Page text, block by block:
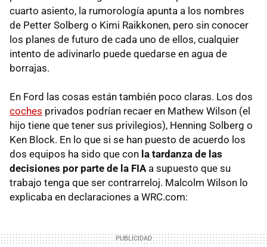
cuarto asiento, la rumorología apunta a los nombres
de Petter Solberg o Kimi Raikkonen, pero sin conocer
los planes de futuro de cada uno de ellos, cualquier
intento de adivinarlo puede quedarse en agua de
borrajas.
En Ford las cosas están también poco claras. Los dos
coches privados podrían recaer en Mathew Wilson (el
hijo tiene que tener sus privilegios), Henning Solberg o
Ken Block. En lo que si se han puesto de acuerdo los
dos equipos ha sido que con la tardanza de las
decisiones por parte de la FIA a supuesto que su
trabajo tenga que ser contrarreloj. Malcolm Wilson lo
explicaba en declaraciones a WRC.com: